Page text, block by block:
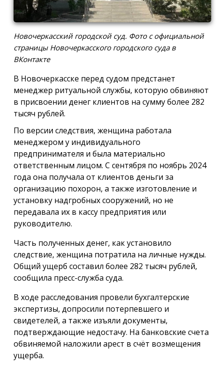
Новочеркасский городской суд. Фото с официальной
страницы Новочеркасского городского суда в
ВКонтакте
В Новочеркасске перед судом предстанет
менеджер ритуальной службы, которую обвиняют
в присвоении денег клиентов на сумму более 282
тысяч рублей.
По версии следствия, женщина работала
менеджером у индивидуального
предпринимателя и была материально
ответственным лицом. С сентября по ноябрь 2024
года она получала от клиентов деньги за
организацию похорон, а также изготовление и
установку надгробных сооружений, но не
передавала их в кассу предприятия или
руководителю.
Часть полученных денег, как установило
следствие, женщина потратила на личные нужды.
Общий ущерб составил более 282 тысяч рублей,
сообщила пресс-служба суда.
В ходе расследования провели бухгалтерские
экспертизы, допросили потерпевшего и
свидетелей, а также изъяли документы,
подтверждающие недостачу. На банковские счета
обвиняемой наложили арест в счёт возмещения
ущерба.